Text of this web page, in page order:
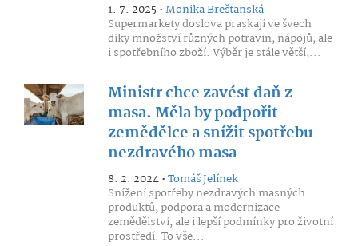
1. 7. 2025 •Monika Brešťanská
Supermarkety doslova praskají ve švech
díky množství různých potravin, nápojů, ale
i spotřebního zboží. Výběr je stále větší,...
Ministr chce zavést daň z
masa. Měla by podpořit
zemědělce a snížit spotřebu
nezdravého masa
8. 2. 2024 •Tomáš Jelínek
Snížení spotřeby nezdravých masných
produktů, podpora a modernizace
zemědělství, ale i lepší podmínky pro životní
prostředí. To vše...